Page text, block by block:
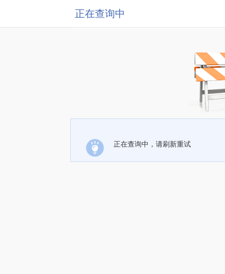
正在查询中
正在查询中，请刷新重试